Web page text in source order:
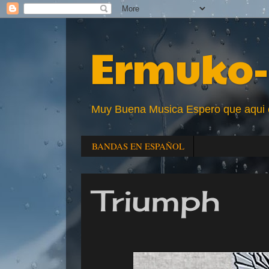
Muy Buena Musica Espero que
BANDAS EN ESPAÑOL
Triumph